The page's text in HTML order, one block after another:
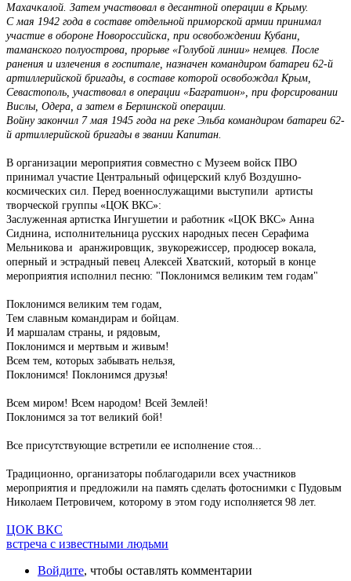
Махачкалой. Затем участвовал в десантной операции в Крыму.
С мая 1942 года в составе отдельной приморской армии принимал
участие в обороне Новороссийска, при освобождении Кубани,
таманского полуострова, прорыве «Голубой линии» немцев. После
ранения и излечения в госпитале, назначен командиром батареи 62-й
артиллерийской бригады, в составе которой освобождал Крым,
Севастополь, участвовал в операции «Багратион», при форсировании
Вислы, Одера, а затем в Берлинской операции.
Войну закончил 7 мая 1945 года на реке Эльба командиром батареи 62-
й артиллерийской бригады в звании Капитан.
В организации мероприятия совместно с Музеем войск ПВО
принимал участие Центральный офицерский клуб Воздушно-
космических сил. Перед военнослужащими выступили артисты
творческой группы «ЦОК ВКС»:
Заслуженная артистка Ингушетии и работник «ЦОК ВКС» Анна
Сиднина, исполнительница русских народных песен Серафима
Мельникова и аранжировщик, звукорежиссер, продюсер вокала,
оперный и эстрадный певец Алексей Хватский, который в конце
мероприятия исполнил песню: "Поклонимся великим тем годам"
Поклонимся великим тем годам,
Тем славным командирам и бойцам.
И маршалам страны, и рядовым,
Поклонимся и мертвым и живым!
Всем тем, которых забывать нельзя,
Поклонимся! Поклонимся друзья!
Всем миром! Всем народом! Всей Землей!
Поклонимся за тот великий бой!
Все присутствующие встретили ее исполнение стоя...
Традиционно, организаторы поблагодарили всех участников
мероприятия и предложили на память сделать фотоснимки с Пудовым
Николаем Петровичем, которому в этом году исполняется 98 лет.
ЦОК ВКС
встреча с известными людьми
Войдите, чтобы оставлять комментарии